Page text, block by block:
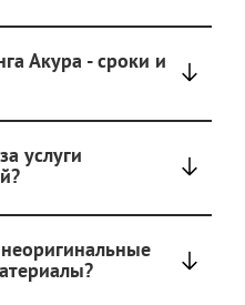
Акура - сроки и
услуги